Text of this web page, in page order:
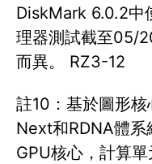
DiskMark 6.0.2中
理器測試截至05/
而異。 RZ3-12
註10：基於圖形
Next和RDNA體系
GPU核心，計算